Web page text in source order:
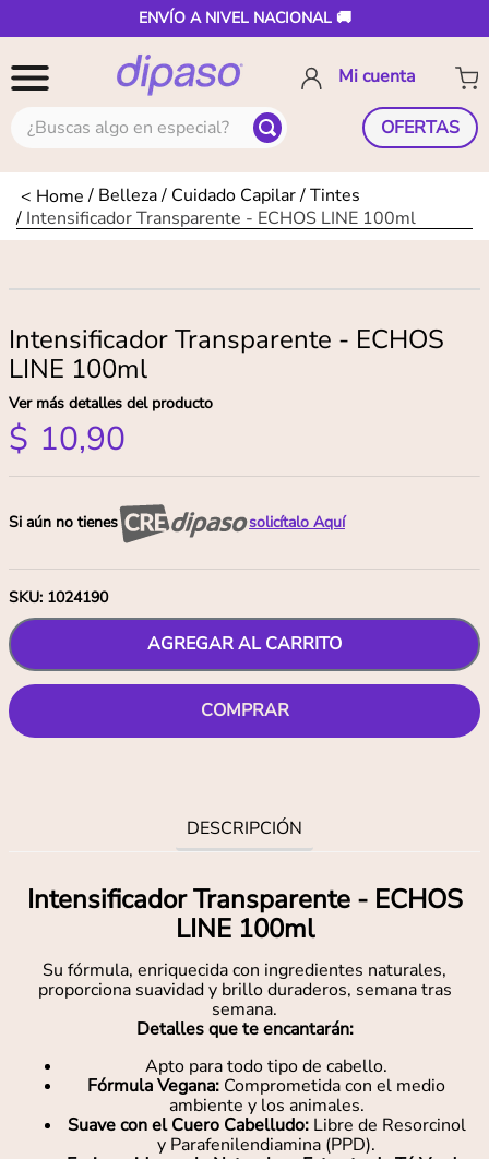
ENVÍO A NIVEL NACIONAL 🚚
¿Buscas algo en especial? OFERTAS
Belleza Cuidado Capilar Tintes
Intensificador Transparente - ECHOS LINE 100ml
Intensificador Transparente - ECHOS
LINE 100ml
Ver más detalles del producto
$ 10,90
Si aún no tienes solicítalo Aquí
SKU: 1024190
AGREGAR AL CARRITO
COMPRAR
DESCRIPCIÓN
Intensificador Transparente - ECHOS
LINE 100ml
Su fórmula, enriquecida con ingredientes naturales,
proporciona suavidad y brillo duraderos, semana tras
semana.
Detalles que te encantarán:
Apto para todo tipo de cabello.
Fórmula Vegana: Comprometida con el medio
ambiente y los animales.
Suave con el Cuero Cabelludo:Libre de Resorcinol
y Parafenilendiamina (PPD).